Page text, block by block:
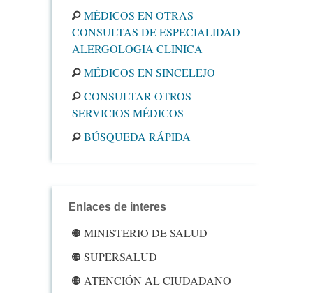
MÉDICOS EN OTRAS
CONSULTAS DE ESPECIALIDAD
ALERGOLOGIA CLINICA
MÉDICOS EN SINCELEJO
CONSULTAR OTROS
SERVICIOS MÉDICOS
BÚSQUEDA RÁPIDA
Enlaces de interes
MINISTERIO DE SALUD
SUPERSALUD
ATENCIÓN AL CIUDADANO